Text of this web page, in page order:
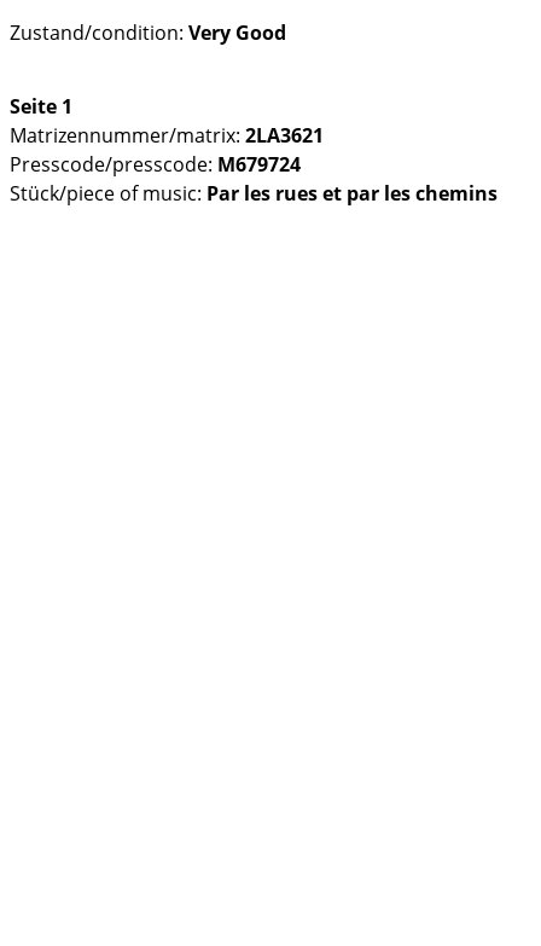
Zustand/condition: Very Good
Seite 1
Matrizennummer/matrix: 2LA3621
Presscode/presscode: M679724
Stück/piece of music: Par les rues et par les chemins